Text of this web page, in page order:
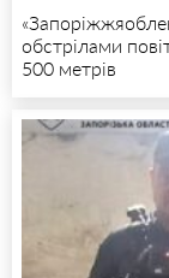
обстрілами
500 метрів